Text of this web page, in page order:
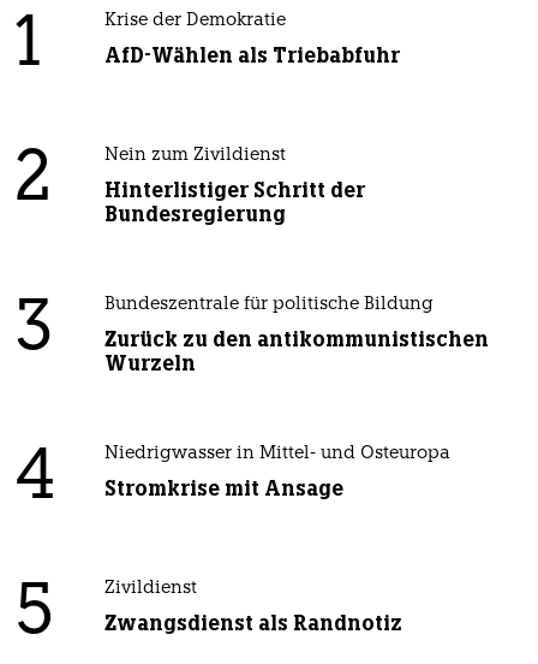
1 Krise der Demokratie
AfD-Wählen als Triebabfuhr
2 Nein zum Zivildienst
Hinterlistiger Schritt der
Bundesregierung
3 Bundeszentrale für politische Bildung
Zurück zu den antikommunistischen
Wurzeln
4 Niedrigwasser in Mittel- und Osteuropa
Stromkrise mit Ansage
5 Zivildienst
Zwangsdienst als Randnotiz